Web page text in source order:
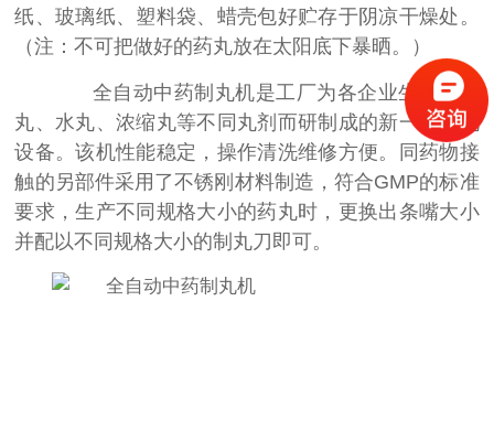
纸、玻璃纸、塑料袋、蜡壳包好贮存于阴凉干燥处。
（注：不可把做好的药丸放在太阳底下暴晒。）
全自动中药制丸机是工厂为各企业生产小蜜
丸、水丸、浓缩丸等不同丸剂而研制成的新一代制丸
设备。该机性能稳定，操作清洗维修方便。同药物接
触的另部件采用了不锈刚材料制造，符合GMP的标准
要求，生产不同规格大小的药丸时，更换出条嘴大小
并配以不同规格大小的制丸刀即可。